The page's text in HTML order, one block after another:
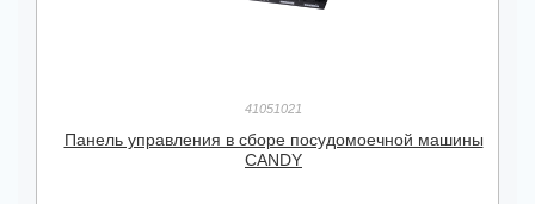
41051021
Панель управления в сборе посудомоечной машины
CANDY